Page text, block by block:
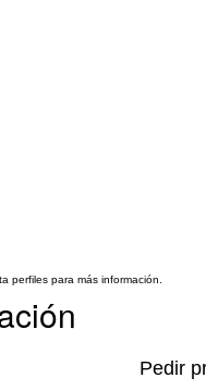
perfiles para más información.
Pedir